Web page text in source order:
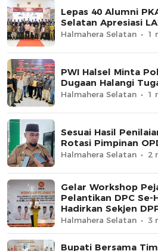
Lepas 40 Alumni
Selatan Apresiasi
Halmahera Selatan 1
PWI Halsel Minta
Dugaan Halangi
Halmahera Selatan 1
Sesuai Hasil
Rotasi Pimpinan
Halmahera Selatan 2
Gelar Workshop
Pelantikan DPC Se-
Hadirkan Sekjen
Halmahera Selatan 3
Bupati Bersama